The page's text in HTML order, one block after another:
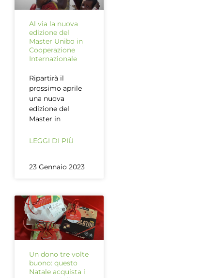
Al via la nuova
edizione del
Master Unibo in
Cooperazione
Internazionale
Ripartirà il
prossimo aprile
una nuova
edizione del
Master in
LEGGI DI PIÙ
23 Gennaio 2023
Un dono tre volte
buono: questo
Natale acquista i